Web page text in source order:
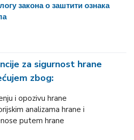
закона о заштити ознака
za sigurnost hrane
zbog:
i opozivu hrane
analizama hrane i
putem hrane